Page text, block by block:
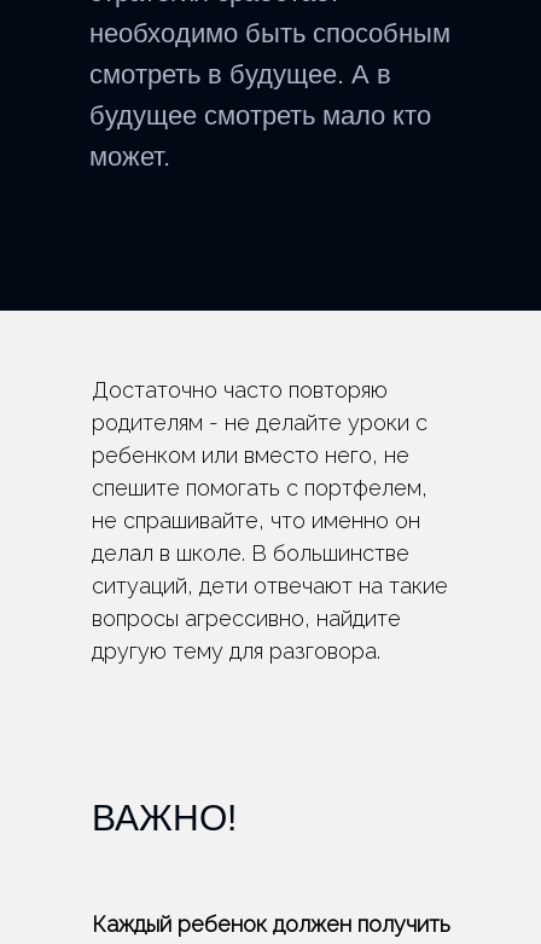
необходимо быть способным
смотреть в будущее. А в
будущее смотреть мало кто
может.
Достаточно часто повторяю
родителям - не делайте уроки с
ребенком или вместо него, не
спешите помогать с портфелем,
не спрашивайте, что именно он
делал в школе. В большинстве
ситуаций, дети отвечают на такие
вопросы агрессивно, найдите
другую тему для разговора.
ВАЖНО!
Каждый ребенок должен получить